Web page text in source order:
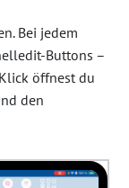
Bei jedem
Buttons –
öffnest du
den